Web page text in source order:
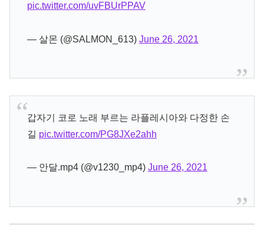
pic.twitter.com/uvFBUrPPAV
— 살몬 (@SALMON_613) June 26, 2021
갑자기 코로 노래 부르는 라플레시아와 다정한 손
길 pic.twitter.com/PG8JXe2ahh
— 안달.mp4 (@v1230_mp4) June 26, 2021